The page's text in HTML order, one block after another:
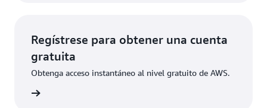
Regístrese para obtener una cuenta
gratuita
Obtenga acceso instantáneo al nivel gratuito de AWS.